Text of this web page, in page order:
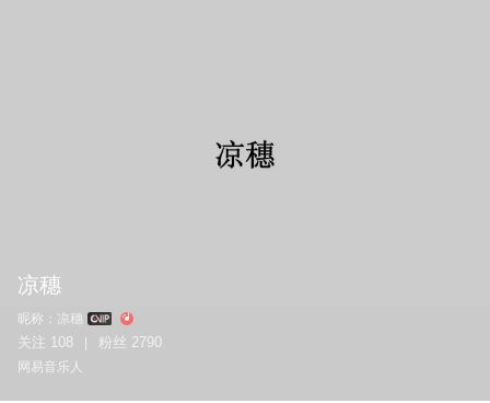
凉穗
昵称： 凉穗
关注 108 粉丝 2790
网易音乐人